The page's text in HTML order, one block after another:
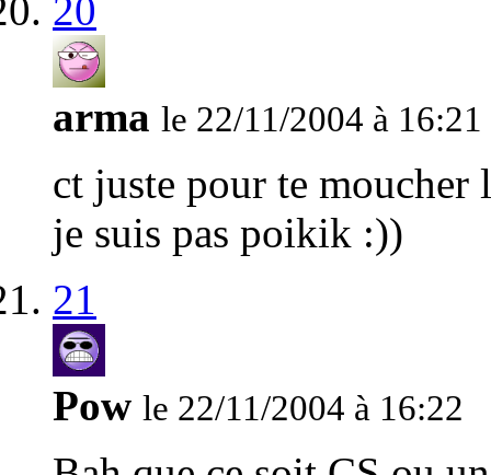
20
arma le 22/11/2004 à 16:21
ct juste pour te moucher
je suis pas poikik :))
21
Pow le 22/11/2004 à 16:22